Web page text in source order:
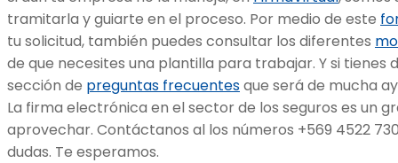
tramitarla y guiarte en el proceso. Por medio de este
tu solicitud, también puedes consultar los diferentes
de que necesites una plantilla para trabajar. Y si tienes
sección de preguntas frecuentesque será de mucha
La firma electrónica en el sector de los seguros es un
aprovechar. Contáctanos al los números +569 4522
dudas. Te esperamos.